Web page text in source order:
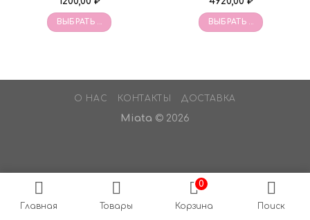
ВЫБРАТЬ ... ВЫБРАТЬ ...
О НАС КОНТАКТЫ ДОСТАВКА
Miata © 2026
Главная Товары
0
Корзина Поиск